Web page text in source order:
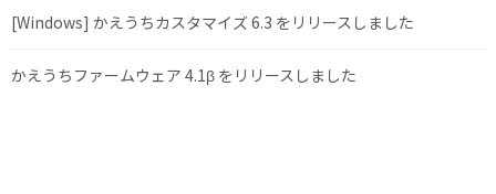
[Windows] かえうちカスタマイズ 6.3 をリリースしました
かえうちファームウェア 4.1β をリリースしました